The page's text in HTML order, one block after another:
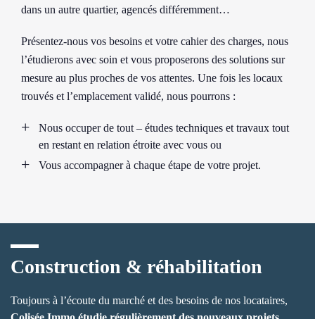
dans un autre quartier, agencés différemment…
Présentez-nous vos besoins et votre cahier des charges, nous
l’étudierons avec soin et vous proposerons des solutions sur
mesure au plus proches de vos attentes. Une fois les locaux
trouvés et l’emplacement validé, nous pourrons :
Nous occuper de tout – études techniques et travaux tout
en restant en relation étroite avec vous ou
Vous accompagner à chaque étape de votre projet.
Construction & réhabilitation
Toujours à l’écoute du marché et des besoins de nos locataires,